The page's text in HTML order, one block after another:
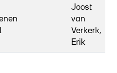
Joost
van
Verkerk,
Erik